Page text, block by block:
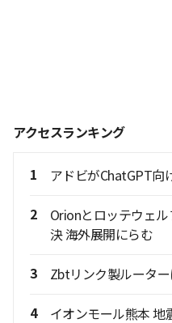
アクセスランキング
1 アドビがChatGPT向
2
Orionとロッテウェ
決 海外展開にらむ
3 Zbtリンク製ルータ
4 イオンモール熊本 地